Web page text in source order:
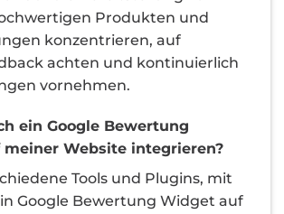
Produkten und
konzentrieren, auf
achten und kontinuierlich
vornehmen.
ein Google Bewertung
Website integrieren?
Tools und Plugins, mit
Google Bewertung Widget auf